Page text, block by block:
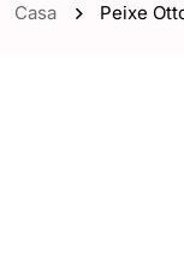
Casa Peixe